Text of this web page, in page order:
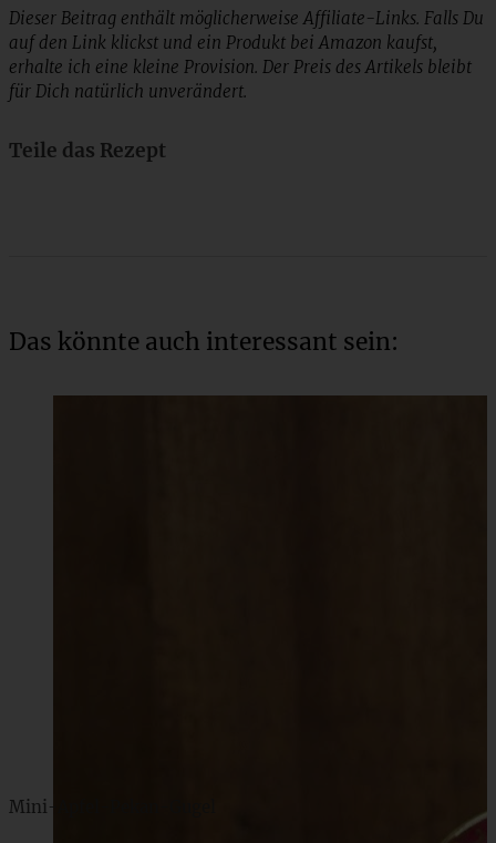
Dieser Beitrag enthält möglicherweise Affiliate-Links. Falls Du
auf den Link klickst und ein Produkt bei Amazon kaufst,
erhalte ich eine kleine Provision. Der Preis des Artikels bleibt
für Dich natürlich unverändert.
Teile das Rezept
Das könnte auch interessant sein:
Mini-Apfel-Pekan-Gugel